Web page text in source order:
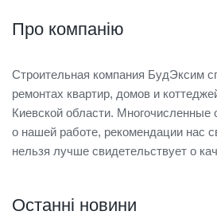
Про компанію
Строительная компания БудЭксим
ремонтах квартир, домов и
Киевской области.
о нашей работе, рекомендации нас
нельзя лучше свидетельствует о
Останні новини